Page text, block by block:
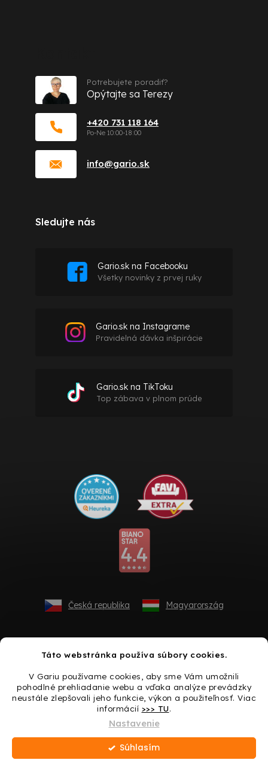
Táto webstránka používa súbory cookies.
V Gariu používame cookies, aby sme Vám umožnili
pohodlné prehliadanie webu a vďaka analýze prevádzky
neustále zlepšovali jeho funkcie, výkon a použiteľnosť. Viac
informácií >>> TU.
Nastavenie
Súhlasím
info@gario.sk
+420 731 118 164
Potrebujete poradiť?
Opýtajte sa Terezy
Sledujte nás
Gario.sk na Facebooku
Všetky novinky z prvej ruky
Gario.sk na Instagrame
Pravidelná dávka inšpirácie
Gario.sk na TikToku
Top zábava v plnom prúde
Česká republika Magyarország
Vytvoril Shoptet